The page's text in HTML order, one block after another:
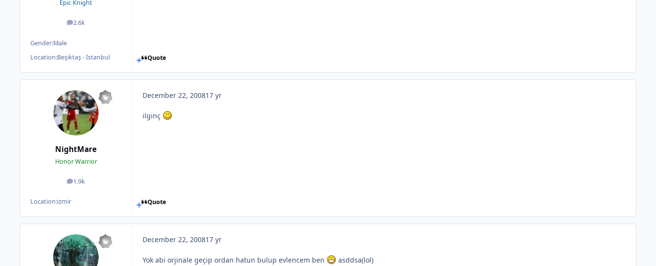
Epic Knight
2.6k
posts
Gender:Male
Location:Beşiktaş - İstanbul Quote
NightMare
Honor Warrior
1.9k
posts
Location:izmir
December 22, 200817 yr
ilginç
Quote
December 22, 200817 yr
Yok abi orjinale geçip ordan hatun bulup evlencem ben asddsa(lol)